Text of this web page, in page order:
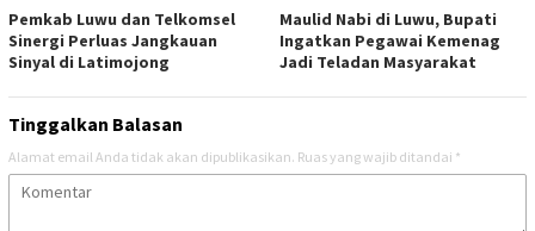
Pemkab Luwu dan Telkomsel
Sinergi Perluas Jangkauan
Sinyal di Latimojong
Maulid Nabi di Luwu, Bupati
Ingatkan Pegawai Kemenag
Jadi Teladan Masyarakat
Tinggalkan Balasan
Alamat email Anda tidak akan dipublikasikan. Ruas yang wajib ditandai *